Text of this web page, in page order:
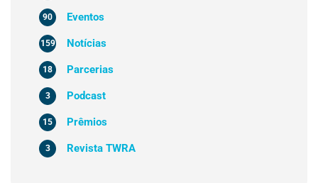
Eventos
90
Notícias
159
Parcerias
18
Podcast
3
Prêmios
15
Revista TWRA
3